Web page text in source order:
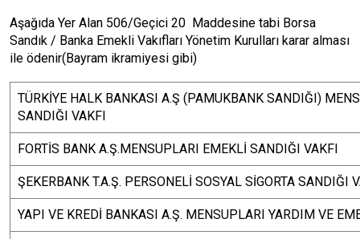
Aşağıda Yer Alan 506/Geçici 20 Maddesine tabi Borsa
Sandık / Banka Emekli Vakıfları Yönetim Kurulları karar alması
ile ödenir(Bayram ikramiyesi gibi)
TÜRKİYE HALK BANKASI A.Ş (PAMUKBANK SANDIĞI)
SANDIĞI VAKFI
FORTİS BANK A.Ş.MENSUPLARI EMEKLİ SANDIĞI VAKFI
ŞEKERBANK T.A.Ş. PERSONELİ SOSYAL SİGORTA SANDIĞI
YAPI VE KREDİ BANKASI A.Ş. MENSUPLARI YARDIM VE